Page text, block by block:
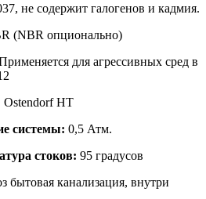
не содержит галогенов и кадмия.
(NBR опционально)
для агрессивных сред в
Ostendorf HT
системы: 0,5 Атм.
стоков: 95 градусов
бытовая канализация, внутри